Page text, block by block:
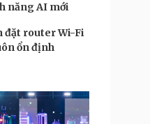
năng AI mới
đặt router Wi-Fi
ổn định